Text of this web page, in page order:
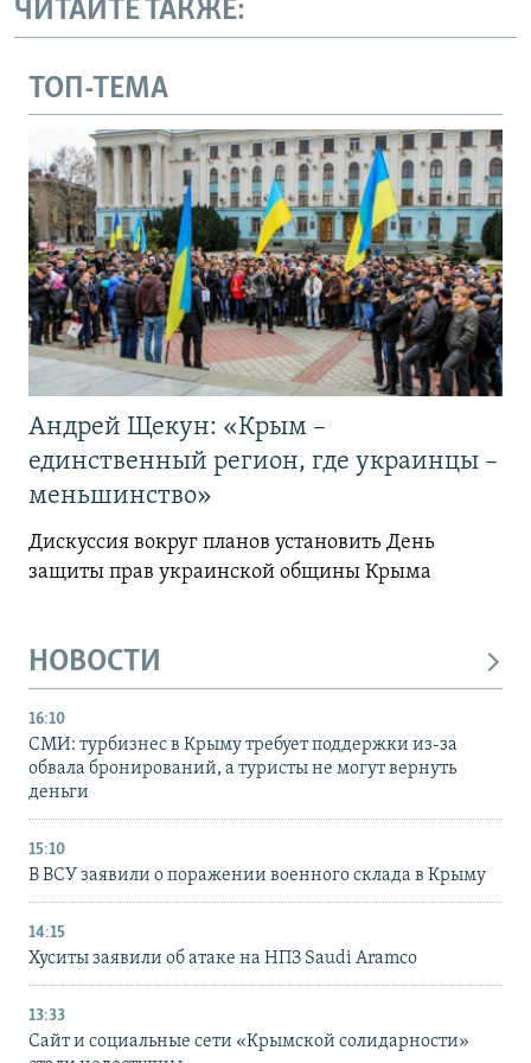
ЧИТАЙТЕ ТАКЖЕ:
ТОП-ТЕМА
Андрей Щекун: «Крым –
единственный регион, где украинцы –
меньшинство»
Дискуссия вокруг планов установить День
защиты прав украинской общины Крыма
НОВОСТИ
16:10
СМИ: турбизнес в Крыму требует поддержки из-за
обвала бронирований, а туристы не могут вернуть
деньги
15:10
В ВСУ заявили о поражении военного склада в Крыму
14:15
Хуситы заявили об атаке на НПЗ Saudi Aramco
13:33
Сайт и социальные сети «Крымской солидарности»